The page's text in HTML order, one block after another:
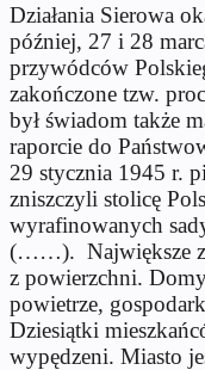
Działania Sierowa
później, 27 i 28
przywódców
zakończone tzw.
był świadom także
raporcie do
29 stycznia 1945 r.
zniszczyli stolicę
wyrafinowanych
(……). Największe
z powierzchni.
powietrze,
Dziesiątki
wypędzeni. Miasto